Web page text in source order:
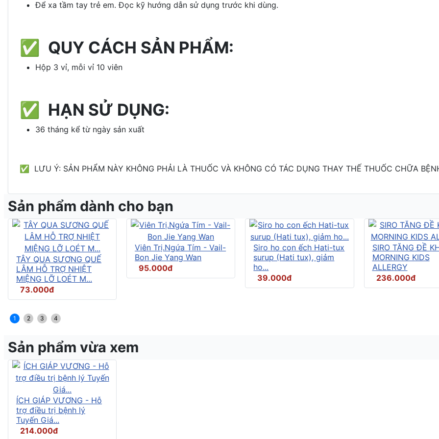
Để xa tầm tay trẻ em. Đọc kỹ hướng dẫn sử dụng trước khi dùng.
✅ QUY CÁCH SẢN PHẨM:
Hộp 3 vỉ, mỗi vỉ 10 viên
✅ HẠN SỬ DỤNG:
36 tháng kể từ ngày sản xuất
✅ LƯU Ý: SẢN PHẨM NÀY KHÔNG PHẢI LÀ THUỐC VÀ KHÔNG CÓ TÁC DỤNG THAY THẾ THUỐC CHỮA
Sản phẩm dành cho bạn
TÂY QUA SƯƠNG QUẾ
LÂM HỖ TRỢ NHIỆT
MIỆNG LỠ LOÉT M...
73.000đ
Viên Trị.Ngứa Tím - Vail-
Bon Jie Yang Wan
95.000đ
Siro ho con ếch Hati-tux
surup (Hati tux), giảm
ho...
39.000đ
SIRO TĂNG ĐỀ
MORNING KIDS
ALLERGY
236.000đ
1 2 3 4
Sản phẩm vừa xem
ÍCH GIÁP VƯƠNG - Hỗ
trợ điều trị bệnh lý
Tuyến Giá...
214.000đ